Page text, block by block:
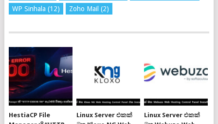
WP Sinhala (12) Zoho Mail (2)
HestiaCP File
Linux Server එකක්
Linux Server එකක්